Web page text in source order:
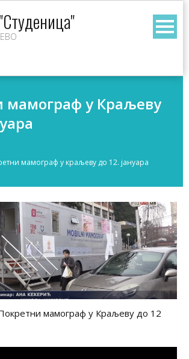
мамограф у Краљеву
мамограф у краљеву до 12. јануара
мамограф у Краљеву до 12